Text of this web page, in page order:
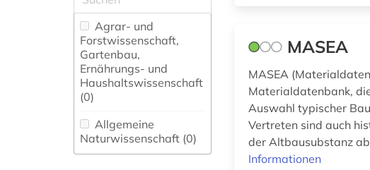
Agrar- und
Forstwissenschaft,
Gartenbau,
Ernährungs- und
Haushaltswissenschaft
(0)
Allgemeine
Naturwissenschaft (0)
MASEA
MASEA
Materialdatenbank,
Auswahl typischer
Vertreten sind auch
der Altbausubstanz
Informationen